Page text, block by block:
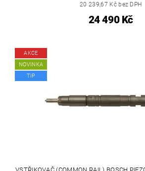
20 239,67 Kč bez DPH
24 490 Kč
AKCE
NOVINKA
TIP